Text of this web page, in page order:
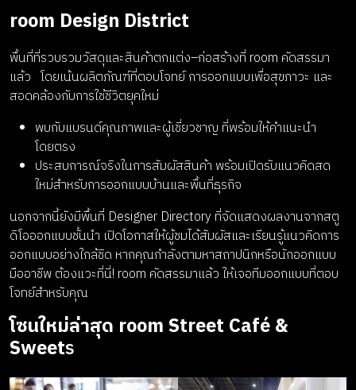
room Design District
พื้นที่ที่รวบรวมวัสดุและสินค้าตกแต่ง–ก่อสร้างที่ room คัดสรรมา
แล้ว โดยเน้นผลิตภัณฑ์ที่ตอบโจทย์ การออกแบบเพื่อสุขภาวะ และ
สอดคล้องกับการใช้ชีวิตยุคใหม่
พบกับแบรนด์คุณภาพและผู้เชี่ยวชาญ ที่พร้อมให้คำแนะนำ
โดยตรง
ประสบการณ์จริงในการสัมผัสสินค้า พร้อมเปิดรับแนวคิดสด
ใหม่สำหรับการออกแบบบ้านและพื้นที่ธุรกิจ
นอกจากนี้ยังมีพื้นที่ Designer Directory ที่จัดแสดงผลงานจากสตู
ดิโอออกแบบชั้นนำ เปิดโอกาสให้ผู้ชมได้สัมผัสและเรียนรู้แนวคิดการ
ออกแบบอย่างใกล้ชิด หากคุณกำลังตามหาสถาปนิกหรือนักออกแบบ
มืออาชีพ ต้องแวะที่นี่! room คัดสรรมาแล้ว ให้เจอทีมออกแบบที่ตอบ
โจทย์สำหรับคุณ
โซนใหม่ล่าสุด room Street Café &
Sweets